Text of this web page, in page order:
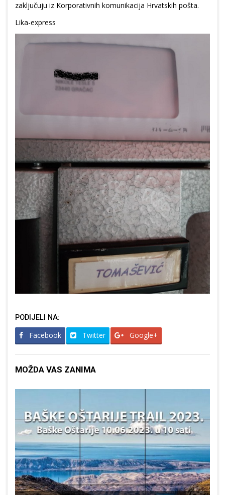
zaključuju iz Korporativnih komunikacija Hrvatskih pošta.
Lika-express
PODIJELI NA:
Facebook Twitter Google+
MOŽDA VAS ZANIMA